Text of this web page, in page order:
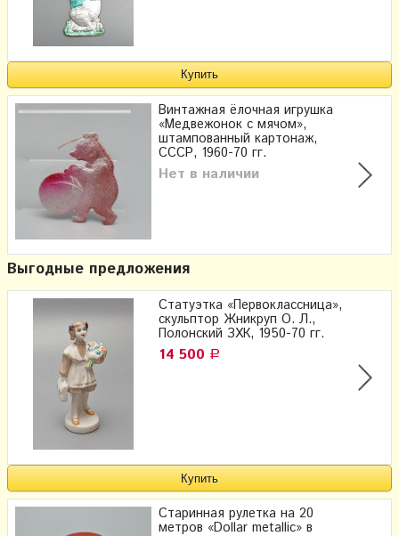
Винтажная ёлочная игрушка
«Медвежонок с мячом»,
штампованный картонаж,
СССР, 1960-70 гг.
Нет в наличии
Выгодные предложения
Статуэтка «Первоклассница»,
скульптор Жникруп О. Л.,
Полонский ЗХК, 1950-70 гг.
14 500 Р
Старинная рулетка на 20
метров «Dollar metallic» в